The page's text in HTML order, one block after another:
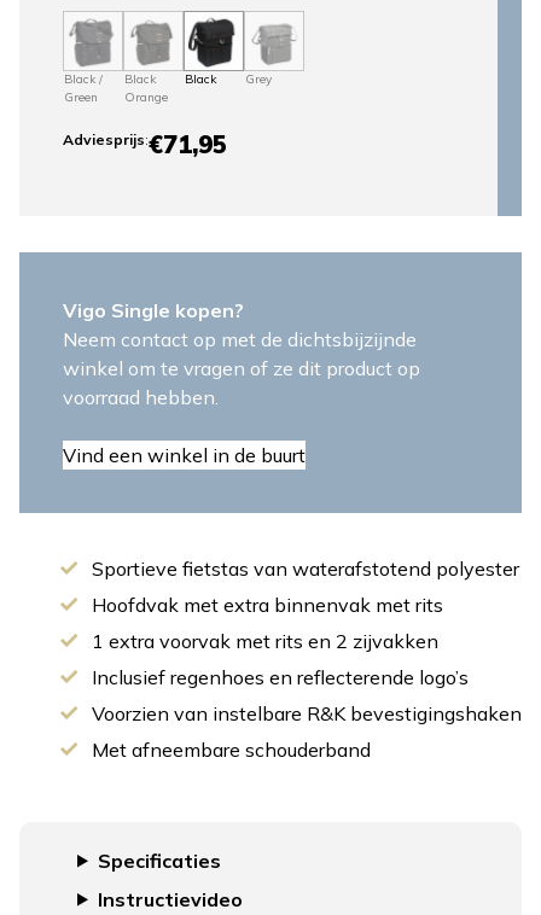
Black /
Green
Black
Orange
Black Grey
Adviesprijs:€71,95
Vigo Single kopen?
Neem contact op met de dichtsbijzijnde
winkel om te vragen of ze dit product op
voorraad hebben.
Vind een winkel in de buurt
Sportieve fietstas van waterafstotend polyester
Hoofdvak met extra binnenvak met rits
1 extra voorvak met rits en 2 zijvakken
Inclusief regenhoes en reflecterende logo’s
Voorzien van instelbare R&K bevestigingshaken
Met afneembare schouderband
Specificaties
Instructievideo